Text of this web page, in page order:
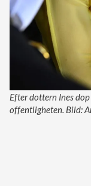
Efter dottern Ines
offentligheten. Bild: